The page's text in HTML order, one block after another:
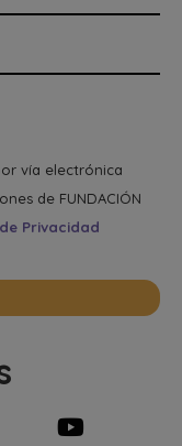
vía electrónica
de FUNDACIÓN
Privacidad